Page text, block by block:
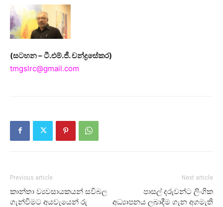
(සටහන – ටී.එම්.ජී. චන්ද්‍රසේකර)
tmgslrc@gmail.com
Previous article
කාන්තා ව්‍යවසායකයන් සවිබල
ගැන්වීමට අයවැයෙන් රු
Next article
පාසල් දරුවන්ට ලිංගික
අධ්‍යාපනය ලබාදීම ගැන අගමැති